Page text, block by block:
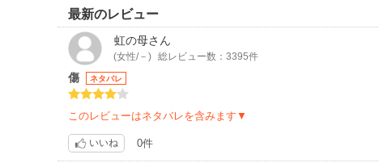
最新のレビュー
虹の母さん
(女性/－) 総レビュー数：3395件
傷 ネタバレ
このレビューはネタバレを含みます▼
いいね 0件